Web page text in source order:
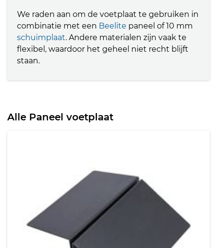
We raden aan om de voetplaat te gebruiken in
combinatie met een Beelite paneel of 10 mm
schuimplaat. Andere materialen zijn vaak te
flexibel, waardoor het geheel niet recht blijft
staan.
Alle Paneel voetplaat